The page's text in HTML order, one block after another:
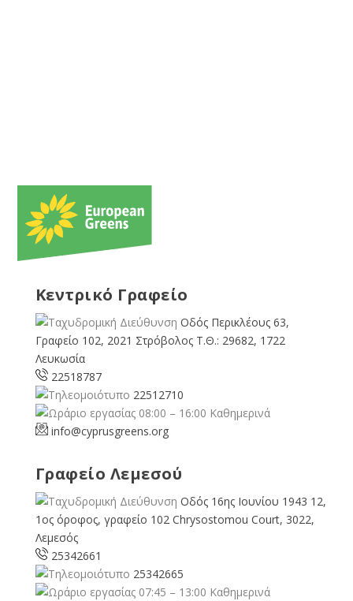
Κεντρικό Γραφείο
Οδός Περικλέους 63,
Γραφείο 102, 2021 Στρόβολος Τ.Θ.: 29682, 1722
Λευκωσία
22518787
22512710
08:00 – 16:00 Καθημερινά
info@cyprusgreens.org
Γραφείο Λεμεσού
Οδός 16ης Ιουνίου 1943 12,
1ος όροφος, γραφείο 102 Chrysostomou Court, 3022,
Λεμεσός
25342661
25342665
07:45 – 13:00 Καθημερινά